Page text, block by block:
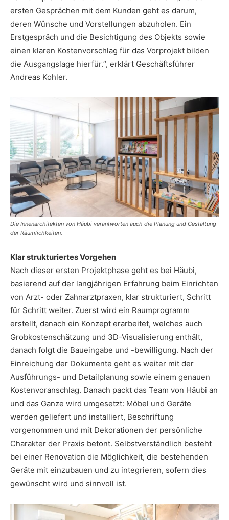
ersten Gesprächen mit dem Kunden geht es darum,
deren Wünsche und Vorstellungen abzuholen. Ein
Erstgespräch und die Besichtigung des Objekts sowie
einen klaren Kostenvorschlag für das Vorprojekt bilden
die Ausgangslage hierfür.“, erklärt Geschäftsführer
Andreas Kohler.
Die Innenarchitekten von Häubi verantworten auch die Planung und Gestaltung
der Räumlichkeiten.
Klar strukturiertes Vorgehen
Nach dieser ersten Projektphase geht es bei Häubi,
basierend auf der langjährigen Erfahrung beim Einrichten
von Arzt- oder Zahnarztpraxen, klar strukturiert, Schritt
für Schritt weiter. Zuerst wird ein Raumprogramm
erstellt, danach ein Konzept erarbeitet, welches auch
Grobkostenschätzung und 3D-Visualisierung enthält,
danach folgt die Baueingabe und -bewilligung. Nach der
Einreichung der Dokumente geht es weiter mit der
Ausführungs- und Detailplanung sowie einem genauen
Kostenvoranschlag. Danach packt das Team von Häubi an
und das Ganze wird umgesetzt: Möbel und Geräte
werden geliefert und installiert, Beschriftung
vorgenommen und mit Dekorationen der persönliche
Charakter der Praxis betont. Selbstverständlich besteht
bei einer Renovation die Möglichkeit, die bestehenden
Geräte mit einzubauen und zu integrieren, sofern dies
gewünscht wird und sinnvoll ist.